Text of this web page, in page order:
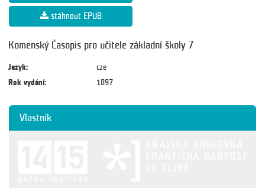
stáhnout EPUB
Komenský Časopis pro učitele základní školy 7
Jazyk:
cze
Rok vydání:
1897
Vlastník